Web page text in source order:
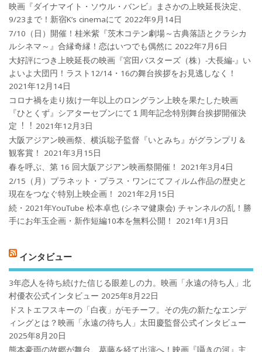
映画『ダイナマイト・ソウル・バンビ』まさかの上映延長決定、
9/23まで！新宿K’s cinemaにて 2022年9月14日
7/10（日）開催！桂米紫『茨木コテン劇場～古典落語とクラシカ
ルシネマ～』合縁奇縁！恋はいつでも偶然に 2022年7月6日
大好評につき上映延長の映画『宮田バスターズ（株）-大長編-』い
よいよ大団円！ラスト12/14・16の舞台挨拶をお見逃しなく！
2021年12月14日
コロナ禍を⾛り抜け⼀年以上のロングラン上映を果たした映画
『ひとくず』シアターセブンにて１周年記念特別舞台挨拶開催決
定︕︕ 2021年12月3日
大阪アジアン映画祭、横浜聡子監督『いとみち』がグランプリ＆
観客賞！
2021年3月15日
春を呼ぶ、第 16 回大阪アジアン映画祭開催！
2021年3月4日
2/15（月）プラネット・プラス・ワンにてフィルム作品の歴史と
現在をつなぐ特別上映企画！
2021年2月15日
続・2021年YouTube 松本卓也 (シネマ健康会) チャンネルの乱！勝
手にお年玉企画・新作短編10本を無料公開！
2021年1月3日
インタビュー
3年恋人を待ち続けた信じる眼差しの力。映画「永遠の待ち人」北
村優衣公式インタビュー 2025年8月22日
ドストエフスキーの「白夜」がモチーフ。その先の新たなエンデ
ィングとは？映画「永遠の待ち人」太田慶監督公式インタビュー
2025年8月20日
熊本豪雨の故郷が舞台、葛藤を経て出演へ！映画『囁きの河』主